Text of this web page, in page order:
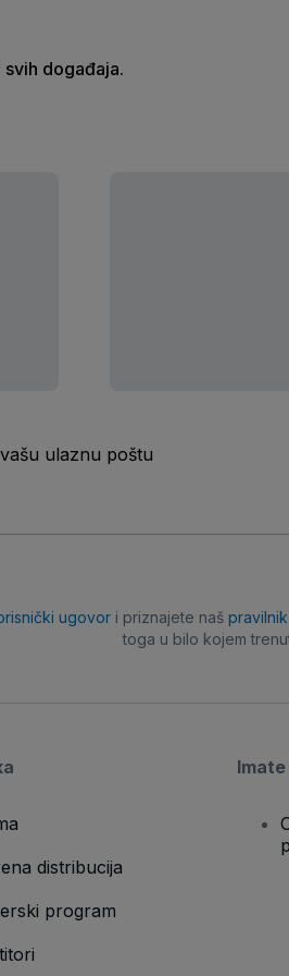
događaja.
ulaznu poštu
ugovor i priznajete naš
toga u bilo kojem
distribucija
program